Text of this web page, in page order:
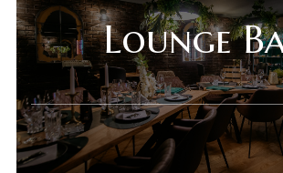
O nama
Deli Market
Lounge Bar
Lounge